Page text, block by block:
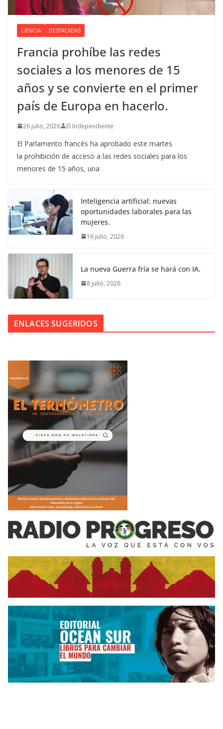
CIENCIA DESTACADAS
Francia prohíbe las redes
sociales a los menores de 15
años y se convierte en el primer
país de Europa en hacerlo.
26 julio, 2026 El Independiente
El Parlamento francés ha aprobado este martes
la prohibición de acceso a las redes sociales para los
menores de 15 años, una
Inteligencia artificial: nuevas
oportunidades laborales para las
mujeres.
16 julio, 2026
La nueva Guerra fría se hará con IA.
8 julio, 2026
ENLACES SUGERIDOS